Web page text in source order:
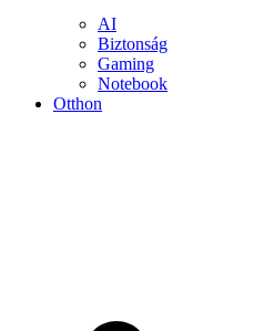
AI
Biztonság
Gaming
Notebook
Otthon